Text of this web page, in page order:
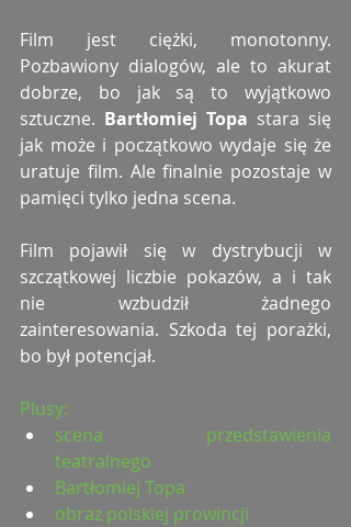
Film jest ciężki, monotonny.
Pozbawiony dialogów, ale to akurat
dobrze, bo jak są to wyjątkowo
sztuczne. Bartłomiej Topa stara się
jak może i początkowo wydaje się że
uratuje film. Ale finalnie pozostaje w
pamięci tylko jedna scena.
Film pojawił się w dystrybucji w
szczątkowej liczbie pokazów, a i tak
nie wzbudził żadnego
zainteresowania. Szkoda tej porażki,
bo był potencjał.
Plusy:
scena przedstawienia
teatralnego
Bartłomiej Topa
obraz polskiej prowincji